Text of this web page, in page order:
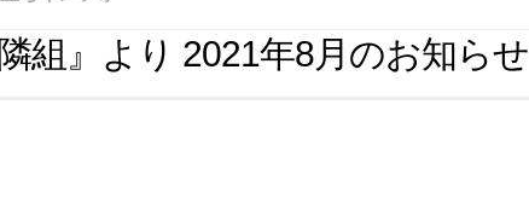
隣組』より 2021年8月のお知らせ